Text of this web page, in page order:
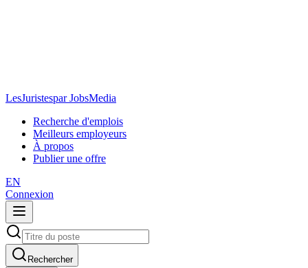
LesJuristespar JobsMedia
Recherche d'emplois
Meilleurs employeurs
À propos
Publier une offre
EN
Connexion
Rechercher